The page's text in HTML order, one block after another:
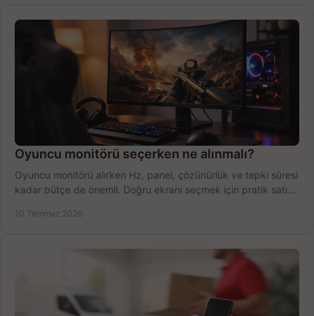
Oyuncu monitörü seçerken ne alınmalı?
Oyuncu monitörü alırken Hz, panel, çözünürlük ve tepki süresi
kadar bütçe de önemli. Doğru ekranı seçmek için pratik satın
10 Temmuz 2026